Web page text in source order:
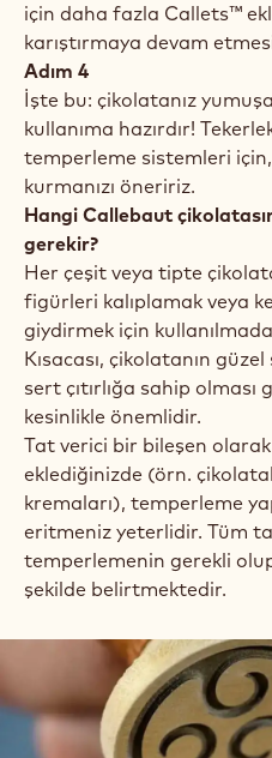
için daha fazla Callets™
karıştırmaya devam
Adım 4
İşte bu: çikolatanız
kullanıma hazırdır!
temperleme sistemleri
kurmanızı öneririz.
Hangi Callebaut
gerekir?
Her çeşit veya tipte
figürleri kalıplamak veya
giydirmek için
Kısacası, çikolatanın
sert çıtırlığa sahip
kesinlikle önemlidir.
Tat verici bir bileşen
eklediğinizde (örn.
kremaları), temperleme
eritmeniz yeterlidir. Tüm
temperlemenin gerekli olup
şekilde belirtmektedir.